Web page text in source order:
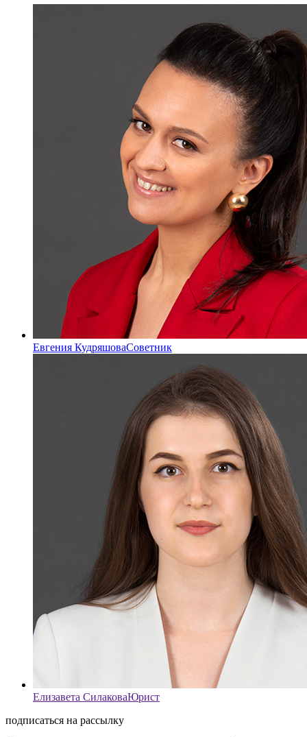
Евгения КудряшоваСоветник
Елизавета СилаковаЮрист
подписаться на рассылку